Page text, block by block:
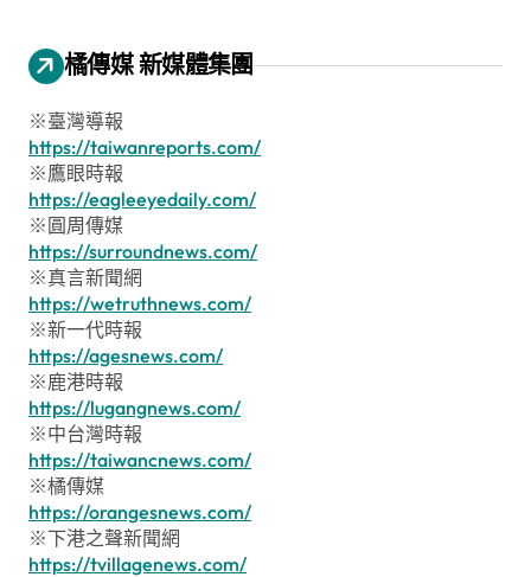
橘傳媒 新媒體集團
※臺灣導報
https://taiwanreports.com/
※鷹眼時報
https://eagleeyedaily.com/
※圓周傳媒
https://surroundnews.com/
※真言新聞網
https://wetruthnews.com/
※新一代時報
https://agesnews.com/
※鹿港時報
https://lugangnews.com/
※中台灣時報
https://taiwancnews.com/
※橘傳媒
https://orangesnews.com/
※下港之聲新聞網
https://tvillagenews.com/